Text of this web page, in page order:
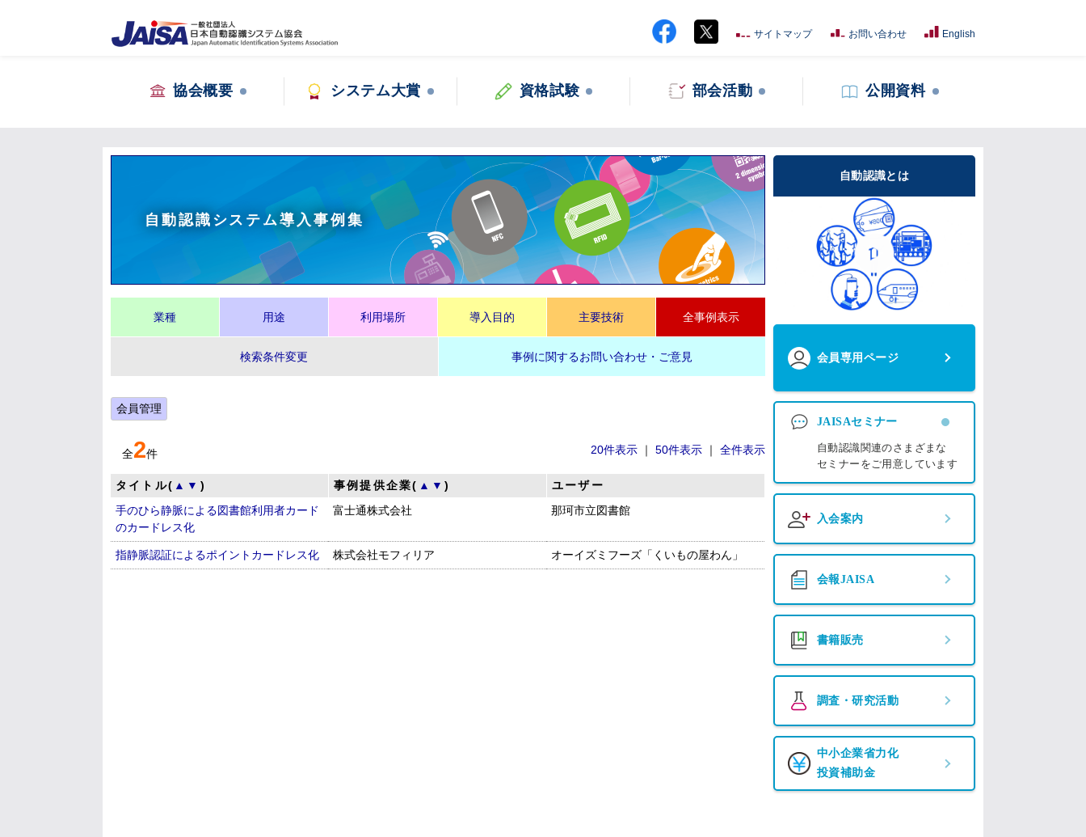
サイトマップ お問い合わせ English
協会概要 システム大賞 資格試験 部会活動 公開資料
自動認識システム導入事例集
業種 用途 利用場所 導入目的 主要技術 全事例表示
検索条件変更 事例に関するお問い合わせ・ご意見
会員管理
全2件 20件表示 ｜ 50件表示 ｜ 全件表示
タイトル( ▲ ▼ ) 事例提供企業( ▲ ▼)
ユーザー
手のひら静脈による図書館利用者カード
のカードレス化
富士通株式会社 那珂市立図書館
指静脈認証によるポイントカードレス化 株式会社モフィリア オーイズミフーズ「くいもの屋わん」
自動認識とは
会員専用ページ
JAISAセミナー
自動認識関連のさまざまな
セミナーをご用意しています
入会案内
会報JAISA
書籍販売
調査・研究活動
中小企業省力化
投資補助金